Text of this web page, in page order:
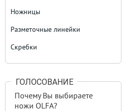
Ножницы
Разметочные линейки
Скребки
ГОЛОСОВАНИЕ
Почему Вы выбираете
ножи OLFA?